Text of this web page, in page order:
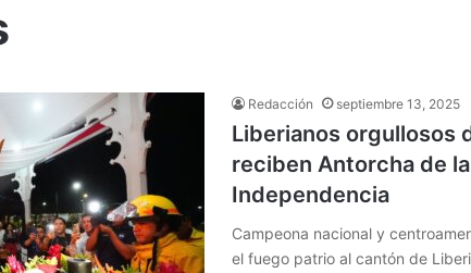
Redacción septiembre 13, 2025
Liberianos orgullosos
reciben Antorcha de la
Independencia
Campeona nacional y
el fuego patrio al cantón de